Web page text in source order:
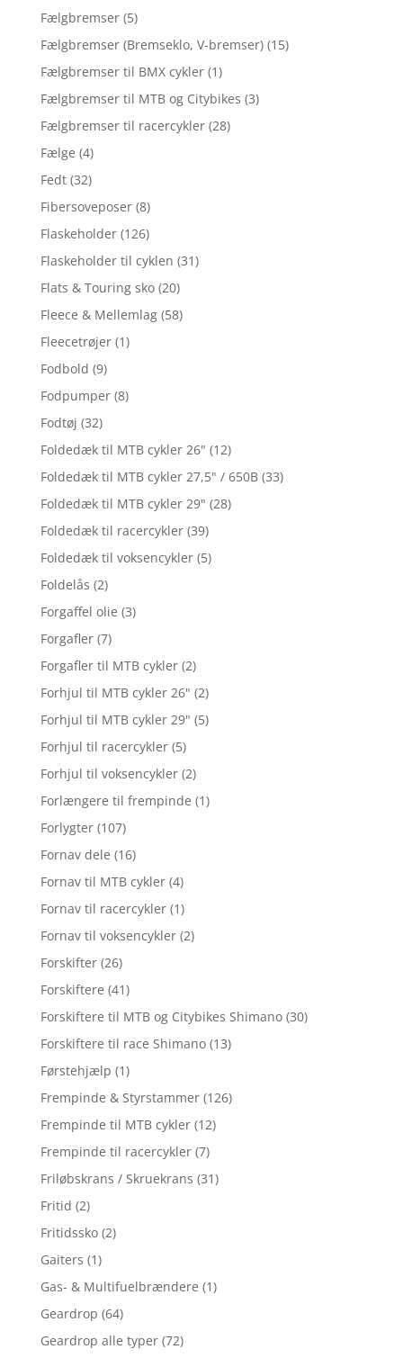
Fælgbremser (5)
Fælgbremser (Bremseklo, V-bremser) (15)
Fælgbremser til BMX cykler (1)
Fælgbremser til MTB og Citybikes (3)
Fælgbremser til racercykler (28)
Fælge (4)
Fedt (32)
Fibersoveposer (8)
Flaskeholder (126)
Flaskeholder til cyklen (31)
Flats & Touring sko (20)
Fleece & Mellemlag (58)
Fleecetrøjer (1)
Fodbold (9)
Fodpumper (8)
Fodtøj (32)
Foldedæk til MTB cykler 26" (12)
Foldedæk til MTB cykler 27,5" / 650B (33)
Foldedæk til MTB cykler 29" (28)
Foldedæk til racercykler (39)
Foldedæk til voksencykler (5)
Foldelås (2)
Forgaffel olie (3)
Forgafler (7)
Forgafler til MTB cykler (2)
Forhjul til MTB cykler 26" (2)
Forhjul til MTB cykler 29" (5)
Forhjul til racercykler (5)
Forhjul til voksencykler (2)
Forlængere til frempinde (1)
Forlygter (107)
Fornav dele (16)
Fornav til MTB cykler (4)
Fornav til racercykler (1)
Fornav til voksencykler (2)
Forskifter (26)
Forskiftere (41)
Forskiftere til MTB og Citybikes Shimano (30)
Forskiftere til race Shimano (13)
Førstehjælp (1)
Frempinde & Styrstammer (126)
Frempinde til MTB cykler (12)
Frempinde til racercykler (7)
Friløbskrans / Skruekrans (31)
Fritid (2)
Fritidssko (2)
Gaiters (1)
Gas- & Multifuelbrændere (1)
Geardrop (64)
Geardrop alle typer (72)